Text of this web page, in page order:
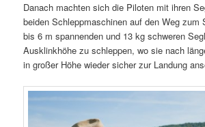
Danach machten sich die Piloten mit ihren
beiden Schleppmaschinen auf den Weg zum
bis 6 m spannenden und 13 kg schweren
Ausklinkhöhe zu schleppen, wo sie nach
in großer Höhe wieder sicher zur Landung